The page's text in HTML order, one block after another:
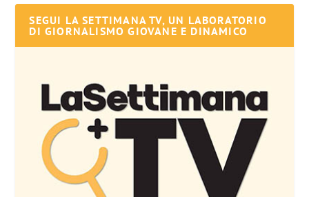
SEGUI LA SETTIMANA TV, UN LABORATORIO
DI GIORNALISMO GIOVANE E DINAMICO